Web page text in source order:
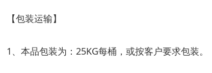
【包装运输】
1、本品包装为：25KG每桶，或按客户要求包装。